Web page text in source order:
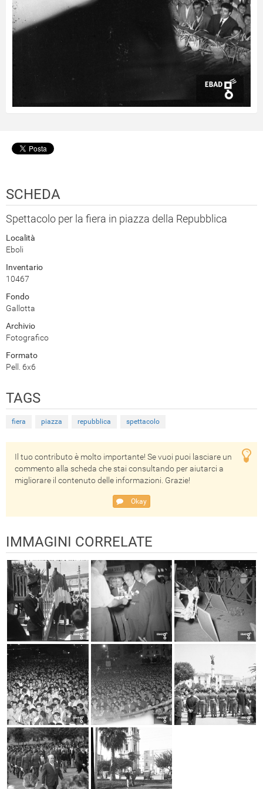
SCHEDA
Spettacolo per la fiera in piazza della Repubblica
Località
Eboli
Inventario
10467
Fondo
Gallotta
Archivio
Fotografico
Formato
Pell. 6x6
TAGS
fiera piazza repubblica spettacolo
Il tuo contributo è molto importante! Se vuoi puoi lasciare un
commento alla scheda che stai consultando per aiutarci a
migliorare il contenuto delle informazioni. Grazie!
Okay
IMMAGINI CORRELATE